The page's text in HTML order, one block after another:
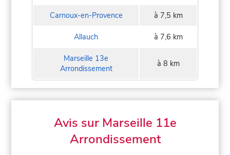
Carnoux-en-Provence à 7,5 km
Allauch à 7,6 km
Marseille 13e
Arrondissement
à 8 km
Avis sur Marseille 11e
Arrondissement